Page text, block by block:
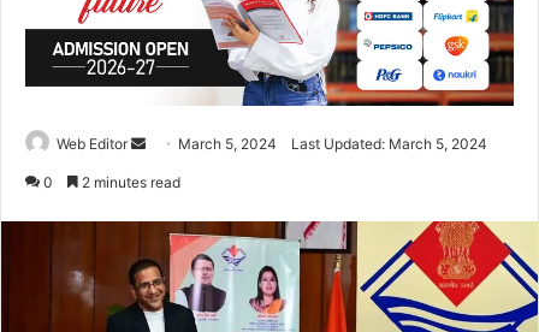
Web Editor
a
n
e
March 5, 2024 Last Updated: March 5, 2024
0 2 minutes read